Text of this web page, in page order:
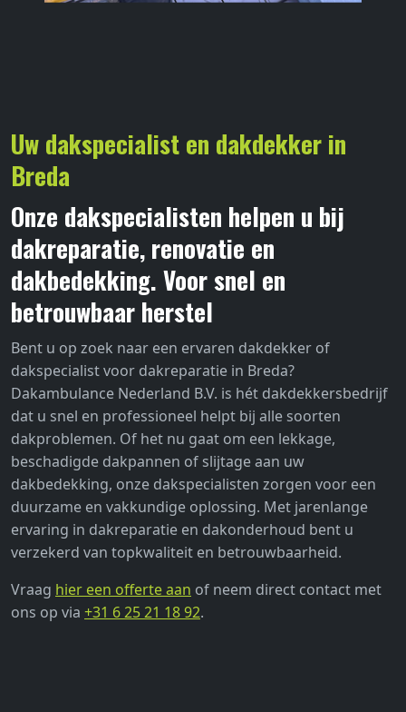
Uw dakspecialist en dakdekker in
Breda
Onze dakspecialisten helpen u bij
dakreparatie, renovatie en
dakbedekking. Voor snel en
betrouwbaar herstel
Bent u op zoek naar een ervaren dakdekker of
dakspecialist voor dakreparatie in Breda?
Dakambulance Nederland B.V. is hét dakdekkersbedrijf
dat u snel en professioneel helpt bij alle soorten
dakproblemen. Of het nu gaat om een lekkage,
beschadigde dakpannen of slijtage aan uw
dakbedekking, onze dakspecialisten zorgen voor een
duurzame en vakkundige oplossing. Met jarenlange
ervaring in dakreparatie en dakonderhoud bent u
verzekerd van topkwaliteit en betrouwbaarheid.
Vraag hier een offerte aan of neem direct contact met
ons op via +31 6 25 21 18 92.